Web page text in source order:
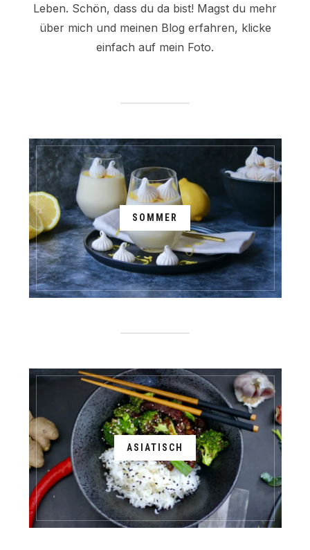
Leben. Schön, dass du da bist! Magst du mehr
über mich und meinen Blog erfahren, klicke
einfach auf mein Foto.
SOMMER
ASIATISCH